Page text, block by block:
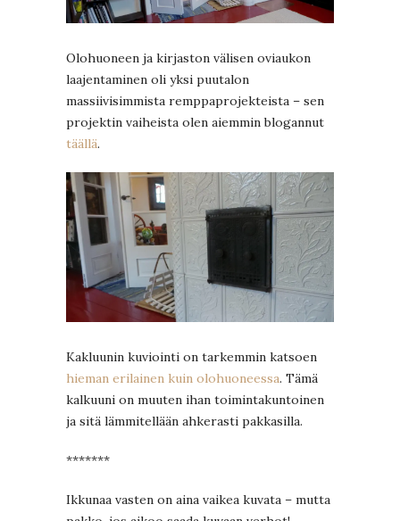
Olohuoneen ja kirjaston välisen oviaukon
laajentaminen oli yksi puutalon
massiivisimmista remppaprojekteista – sen
projektin vaiheista olen aiemmin blogannut
täällä.
Kakluunin kuviointi on tarkemmin katsoen
hieman erilainen kuin olohuoneessa. Tämä
kalkuuni on muuten ihan toimintakuntoinen
ja sitä lämmitellään ahkerasti pakkasilla.
*******
Ikkunaa vasten on aina vaikea kuvata – mutta